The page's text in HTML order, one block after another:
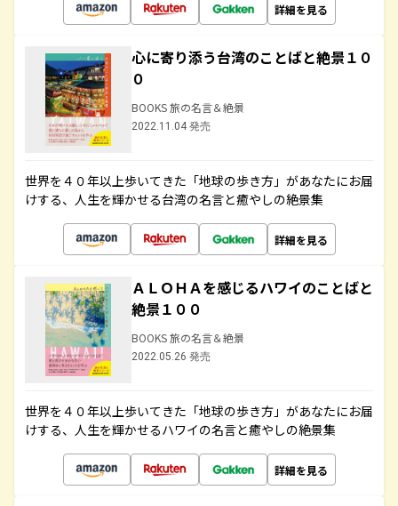
詳細を見る
心に寄り添う台湾のことばと絶景１０
０
BOOKS 旅の名言＆絶景
2022.11.04 発売
世界を４０年以上歩いてきた「地球の歩き方」があなたにお届
けする、人生を輝かせる台湾の名言と癒やしの絶景集
詳細を見る
ＡＬＯＨＡを感じるハワイのことばと
絶景１００
BOOKS 旅の名言＆絶景
2022.05.26 発売
世界を４０年以上歩いてきた「地球の歩き方」があなたにお届
けする、人生を輝かせるハワイの名言と癒やしの絶景集
詳細を見る